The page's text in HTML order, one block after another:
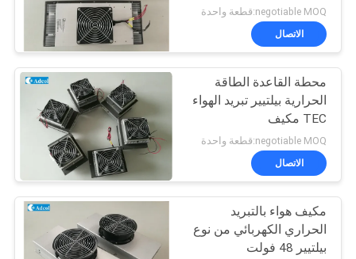
48VDC
negotiable MOQ:قطعة واحدة
الاتصال
محطة القاعدة الطاقة
الحرارية بيلتيير تبريد الهواء
TEC مكيف
negotiable MOQ:قطعة واحدة
الاتصال
مكيف هواء بالتبريد
الحراري الكهربائي من نوع
بيلتيير 48 فولت